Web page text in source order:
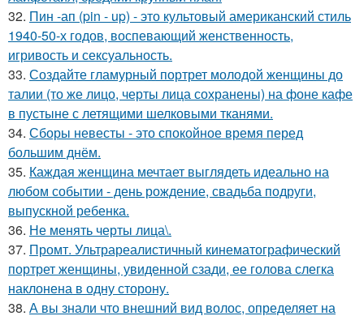
32. Пин -ап (pin - up) - это культовый американский стиль
1940-50-х годов, воспевающий женственность,
игривость и сексуальность.
33. Создайте гламурный портрет молодой женщины до
талии (то же лицо, черты лица сохранены) на фоне кафе
в пустыне с летящими шелковыми тканями.
34. Сборы невесты - это спокойное время перед
большим днём.
35. Каждая женщина мечтает выглядеть идеально на
любом событии - день рождение, свадьба подруги,
выпускной ребенка.
36. Не менять черты лица\.
37. Промт. Ультрареалистичный кинематографический
портрет женщины, увиденной сзади, ее голова слегка
наклонена в одну сторону.
38. А вы знали что внешний вид волос, определяет на